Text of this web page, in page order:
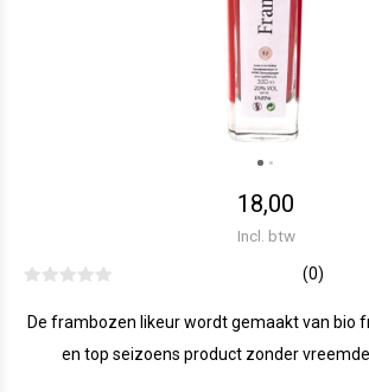
18,00
Incl. btw
(0)
De frambozen likeur wordt gemaakt van bio
en top seizoens product zonder